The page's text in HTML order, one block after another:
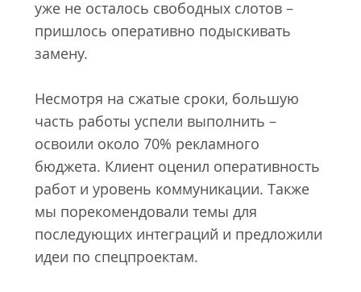
уже не осталось свободных слотов –
пришлось оперативно подыскивать
замену.
Несмотря на сжатые сроки, большую
часть работы успели выполнить –
освоили около 70% рекламного
бюджета. Клиент оценил оперативность
работ и уровень коммуникации. Также
мы порекомендовали темы для
последующих интеграций и предложили
идеи по спецпроектам.